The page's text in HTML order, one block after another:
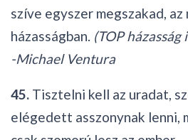
szíve egyszer megszakad, az
házasságban. (TOP házasság
-Michael Ventura
45. Tisztelni kell az uradat,
elégedett asszonynak lenni,